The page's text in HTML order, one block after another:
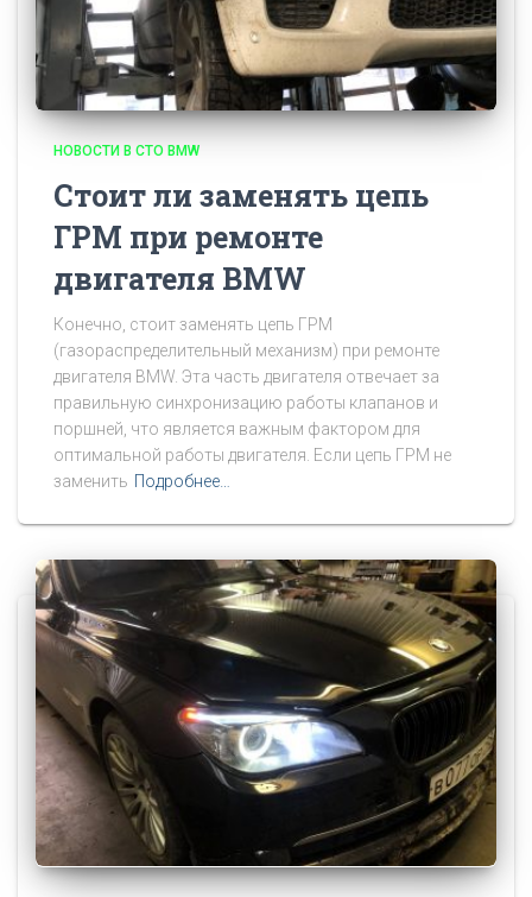
НОВОСТИ В СТО BMW
Стоит ли заменять цепь
ГРМ при ремонте
двигателя BMW
Конечно, стоит заменять цепь ГРМ
(газораспределительный механизм) при ремонте
двигателя BMW. Эта часть двигателя отвечает за
правильную синхронизацию работы клапанов и
поршней, что является важным фактором для
оптимальной работы двигателя. Если цепь ГРМ не
заменить Подробнее…